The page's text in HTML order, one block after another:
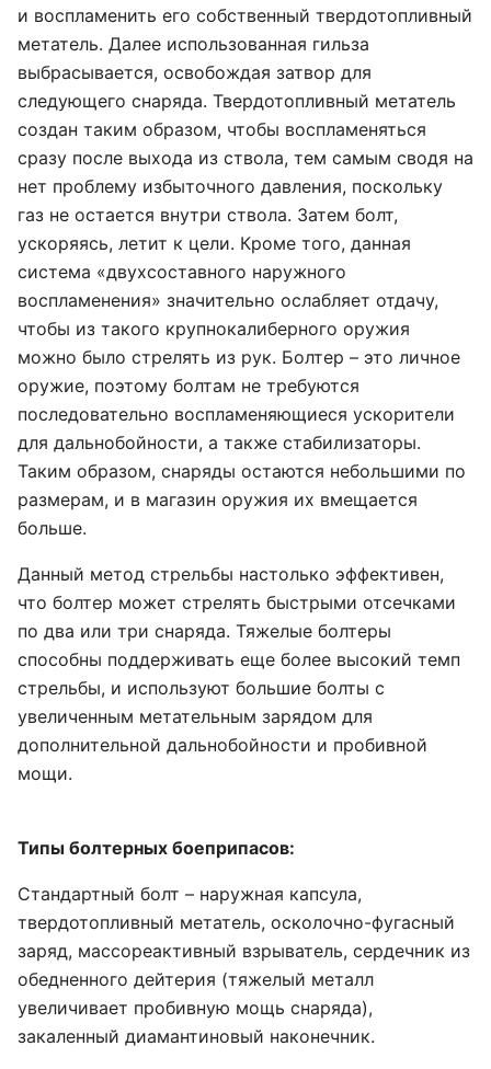
и воспламенить его собственный твердотопливный
метатель. Далее использованная гильза
выбрасывается, освобождая затвор для
следующего снаряда. Твердотопливный метатель
создан таким образом, чтобы воспламеняться
сразу после выхода из ствола, тем самым сводя на
нет проблему избыточного давления, поскольку
газ не остается внутри ствола. Затем болт,
ускоряясь, летит к цели. Кроме того, данная
система «двухсоставного наружного
воспламенения» значительно ослабляет отдачу,
чтобы из такого крупнокалиберного оружия
можно было стрелять из рук. Болтер – это личное
оружие, поэтому болтам не требуются
последовательно воспламеняющиеся ускорители
для дальнобойности, а также стабилизаторы.
Таким образом, снаряды остаются небольшими по
размерам, и в магазин оружия их вмещается
больше.
Данный метод стрельбы настолько эффективен,
что болтер может стрелять быстрыми отсечками
по два или три снаряда. Тяжелые болтеры
способны поддерживать еще более высокий темп
стрельбы, и используют большие болты с
увеличенным метательным зарядом для
дополнительной дальнобойности и пробивной
мощи.
Типы болтерных боеприпасов:
Стандартный болт – наружная капсула,
твердотопливный метатель, осколочно-фугасный
заряд, массореактивный взрыватель, сердечник из
обедненного дейтерия (тяжелый металл
увеличивает пробивную мощь снаряда),
закаленный диамантиновый наконечник.